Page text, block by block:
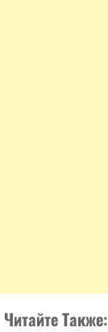
Читайте Также: